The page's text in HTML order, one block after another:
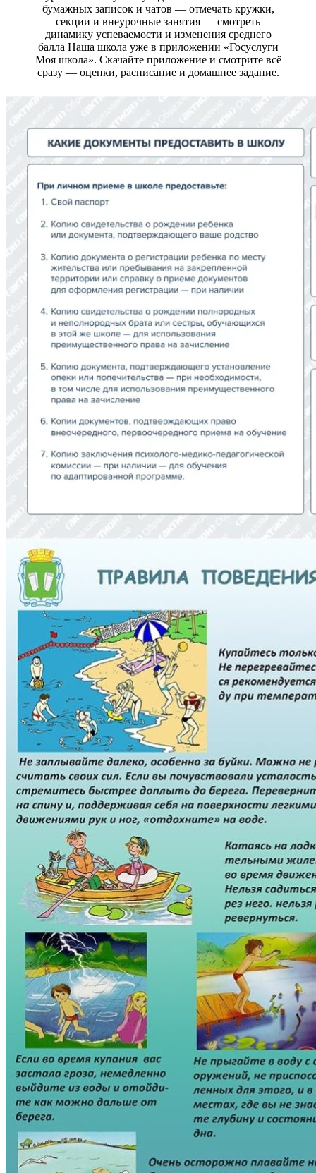
бумажных записок и чатов — отмечать кружки,
секции и внеурочные занятия — смотреть
динамику успеваемости и изменения среднего
балла Наша школа уже в приложении «Госуслуги
Моя школа». Скачайте приложение и смотрите всё
сразу — оценки, расписание и домашнее задание.